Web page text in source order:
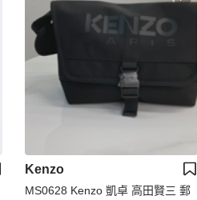
Kenzo
MS0628 Kenzo 凱卓 高田賢三 郵